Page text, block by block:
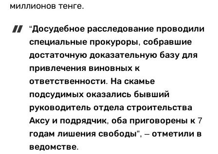
миллионов тенге.
“Досудебное расследование проводили
специальные прокуроры, собравшие
достаточную доказательную базу для
привлечения виновных к
ответственности. На скамье
подсудимых оказались бывший
руководитель отдела строительства
Аксу и подрядчик, оба приговорены к 7
годам лишения свободы”, – отметили в
ведомстве.